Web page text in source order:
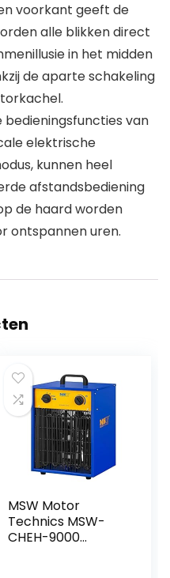
voorkant geeft de
alle blikken direct
in het midden
de aparte schakeling
van
elektrische
kunnen heel
afstandsbediening
de haard worden
ontspannen uren.
MSW Motor
Technics MSW-
CHEH-9000